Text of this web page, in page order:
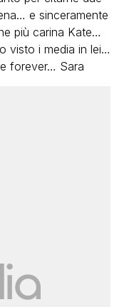
e sinceramente
più carina Kate…
visto i media in lei…
forever… Sara